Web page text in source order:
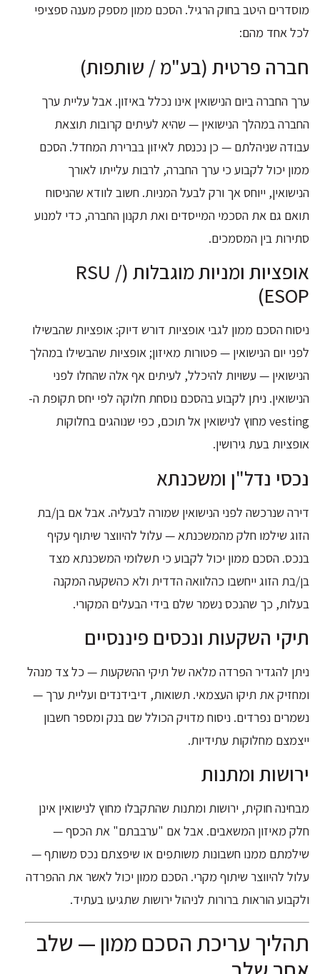
מוסדרים היטב בחוק הרגיל. הסכם ממון מספק מענה ספציפי
לכל אחד מהם:
חברה פרטית (בע"מ / שותפות)
ערך החברה ביום הנישואין אינו נכלל באיזון. אבל עליית ערך
החברה במהלך הנישואין — שהיא לעיתים קרובות תוצאת
עבודה שניהלתם — כן נכנסת לאיזון בברירת המחדל. הסכם
ממון יכול לקבוע כי ערך החברה, לרבות עלייתו לאורך
הנישואין, ייוחס אך ורק לבעל המניות. חשוב לוודא שהניסוח
תואם גם את הסכמי המייסדים ואת תקנון החברה, כדי למנוע
סתירות בין המסמכים.
אופציות ומניות מוגבלות (RSU /
ESOP)
ניסוח הסכם ממון לגבי אופציות דורש דיוק: אופציות שהבשילו
לפני יום הנישואין — פטורות מאיזון; אופציות שהבשילו במהלך
הנישואין — עשויות להיכלל, לעיתים אף אלה שהחלו לפני
הנישואין. ניתן לקבוע בהסכם נוסחת חלוקה לפי יחס תקופת ה-
vesting מחוץ לנישואין אל תוכם, כפי שנוהגים בחלוקות
אופציות בעת גירושין.
נכסי נדל"ן ומשכנתא
דירה שנרכשה לפני הנישואין שמורה לבעליה. אבל אם בן/בת
הזוג שילמו חלק מהמשכנתא — עלול להיווצר שיתוף עקיף
בנכס. הסכם ממון יכול לקבוע כי תשלומי המשכנתא מצד
בן/בת הזוג ייחשבו כהלוואה הדדית ולא כהשקעה המקנה
בעלות, כך שהנכס נשמר שלם בידי הבעלים המקורי.
תיקי השקעות ונכסים פיננסיים
ניתן להגדיר הפרדה מלאה של תיקי ההשקעות — כל צד מנהל
ומחזיק את תיקו העצמאי. תשואות, דיבידנדים ועליית ערך —
נשמרים נפרדים. ניסוח מדויק הכולל שם בנק ומספר חשבון
ייצמצם מחלוקות עתידיות.
ירושות ומתנות
מבחינה חוקית, ירושות ומתנות שהתקבלו מחוץ לנישואין אינן
חלק מאיזון המשאבים. אבל אם "ערבבתם" את הכסף —
שילמתם ממנו חשבונות משותפים או שיפצתם נכס משותף —
עלול להיווצר שיתוף מקרי. הסכם ממון יכול לאשר את ההפרדה
ולקבוע הוראות ברורות לניהול ירושות שתגיעו בעתיד.
תהליך עריכת הסכם ממון — שלב